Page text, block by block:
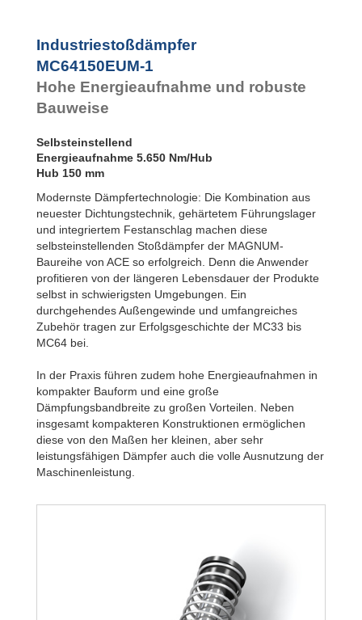
MC64150EUM-3
Industriestoßdämpfer
MC64150EUM-1
Hohe Energieaufnahme und robuste
Bauweise
Selbsteinstellend
Energieaufnahme 5.650 Nm/Hub
Hub 150 mm
Modernste Dämpfertechnologie: Die Kombination aus
neuester Dichtungstechnik, gehärtetem Führungslager
und integriertem Festanschlag machen diese
selbsteinstellenden Stoßdämpfer der MAGNUM-
Baureihe von ACE so erfolgreich. Denn die Anwender
profitieren von der längeren Lebensdauer der Produkte
selbst in schwierigsten Umgebungen. Ein
durchgehendes Außengewinde und umfangreiches
Zubehör tragen zur Erfolgsgeschichte der MC33 bis
MC64 bei.
In der Praxis führen zudem hohe Energieaufnahmen in
kompakter Bauform und eine große
Dämpfungsbandbreite zu großen Vorteilen. Neben
insgesamt kompakteren Konstruktionen ermöglichen
diese von den Maßen her kleinen, aber sehr
leistungsfähigen Dämpfer auch die volle Ausnutzung der
Maschinenleistung.